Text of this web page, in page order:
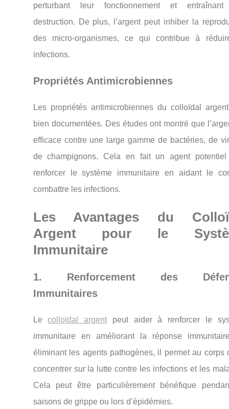
perturbant leur fonctionnement et
destruction. De plus, l’argent peut inhiber la
des micro-organismes, ce qui contribue à
infections.
Propriétés Antimicrobiennes
Les propriétés antimicrobiennes du colloïdal
bien documentées. Des études ont montré que
efficace contre une large gamme de bactéries, de
de champignons. Cela en fait un agent potentiel
renforcer le système immunitaire en aidant le
combattre les infections.
Les Avantages du
Argent pour le
Immunitaire
1. Renforcement des
Immunitaires
Lecolloïdal argent peut aider à renforcer le
immunitaire en améliorant la réponse
éliminant les agents pathogènes, il permet au corps
concentrer sur la lutte contre les infections et les
Cela peut être particulièrement bénéfique
saisons de grippe ou lors d’épidémies.